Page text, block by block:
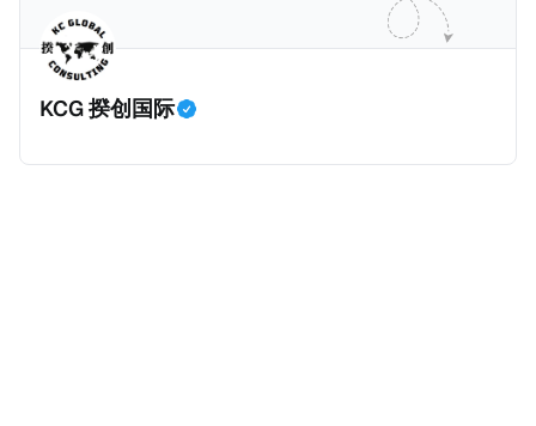
主角之一李云情。 我们在这一篇文章将会基于网上信
息，剖析整个事情的来龙去脉。 请注意，由于车银优的
案例并无公开判决信息，网上信息不一定100%准确，
我们已经尽量采纳多方信息，争取以最客观的角度来推
Cum，简单来说就是“带股息”或“含股息”。 一家上市公
司宣告了股息，但在股权登记日截止前未支付股息的期
间，就属于“带股息”。比如，中国银行在2025年12月5
日公告派股息每10股1.094元，而2025年12月10日为最
KCG 揆创国际